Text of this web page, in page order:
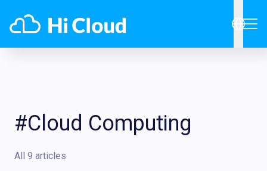
#Cloud Computing
All 9 articles